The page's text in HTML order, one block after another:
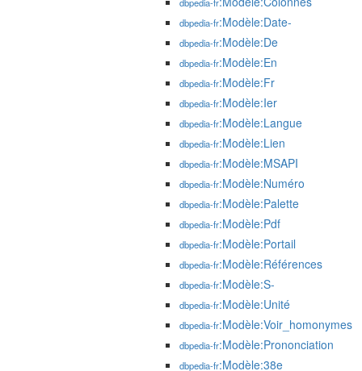
dbpedia-fr:Modèle:Date-
dbpedia-fr:Modèle:De
dbpedia-fr:Modèle:En
dbpedia-fr:Modèle:Fr
dbpedia-fr:Modèle:Ier
dbpedia-fr:Modèle:Langue
dbpedia-fr:Modèle:Lien
dbpedia-fr:Modèle:MSAPI
dbpedia-fr:Modèle:Numéro
dbpedia-fr:Modèle:Palette
dbpedia-fr:Modèle:Pdf
dbpedia-fr:Modèle:Portail
dbpedia-fr:Modèle:Références
dbpedia-fr:Modèle:S-
dbpedia-fr:Modèle:Unité
dbpedia-fr:Modèle:Voir_homonymes
dbpedia-fr:Modèle:Prononciation
dbpedia-fr:Modèle:38e